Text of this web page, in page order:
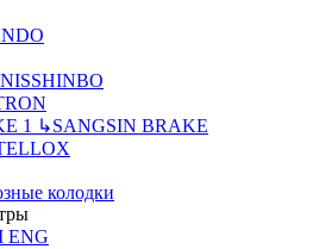
NISSHINBO
↳SANGSIN BRAKE
колодки
ENG